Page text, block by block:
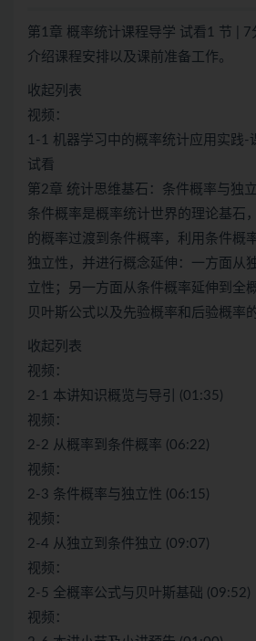
第1章 概率统计课程导学 试看1 节 | 7
介绍课程安排以及课前准备工作。
收起列表
视频：
1-1 机器学习中的概率统计应用实践-
试看
第2章 统计思维基石：条件概率与独
条件概率是概率统计世界的理论基石
的概率过渡到条件概率，利用条件概
独立性，并进行概念延伸：一方面从
立性；另一方面从条件概率延伸到全
贝叶斯公式以及先验概率和后验概率
收起列表
视频：
2-1 本讲知识概览与导引 (01:35)
视频：
2-2 从概率到条件概率 (06:22)
视频：
2-3 条件概率与独立性 (06:15)
视频：
2-4 从独立到条件独立 (09:07)
视频：
2-5 全概率公式与贝叶斯基础 (09:52)
视频：